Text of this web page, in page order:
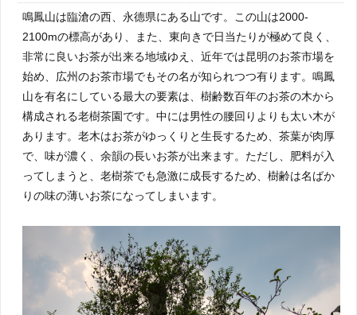
鳴鳳山は臨滄の西、永德県にある山です。この山は2000-
2100mの標高があり、また、東向きで日当たりが極めて良く、
非常に良いお茶が出来る地域ゆえ、近年では昆明のお茶市場を
始め、広州のお茶市場でもその名が知られつつ有ります。鳴鳳
山を有名にしている最大の要素は、樹齢数百年のお茶の木から
構成される老樹茶園です。中には男性の腰回りよりも太い木が
あります。老木はお茶がゆっくりと生長するため、茶葉が肉厚
で、味が濃く、余韻の長いお茶が出来ます。ただし、肥料が入
ってしまうと、老樹茶でも急激に成長するため、樹齢は名ばか
りの味の薄いお茶になってしまいます。